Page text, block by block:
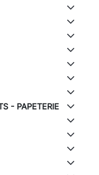
- PAPETERIE